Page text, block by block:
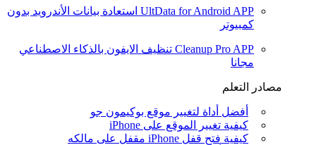
UltData for Android APP استعادة بيانات الأندرويد بدون
كمبيوتر
Cleanup Pro APP تنظيف الايفون بالذكاء الاصطناعي
مجانا
مصادر التعلم
أفضل أداة لتغيير موقع بوكيمون جو
كيفية تغيير الموقع على iPhone
كيفية فتح قفل iPhone مقفل على مالكه